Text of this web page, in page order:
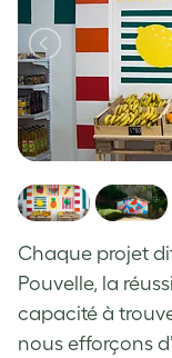
Chaque projet
Pouvelle, la
capacité à
nous efforçons